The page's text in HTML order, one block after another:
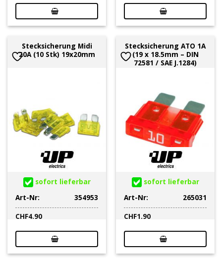
Stecksicherung Midi
20A (10 Stk) 19x20mm
sofort lieferbar
Art-Nr:
354953
CHF4.90
Stecksicherung ATO 1A
(19 x 18.5mm – DIN
72581 / SAE J.1284)
sofort lieferbar
Art-Nr:
265031
CHF1.90